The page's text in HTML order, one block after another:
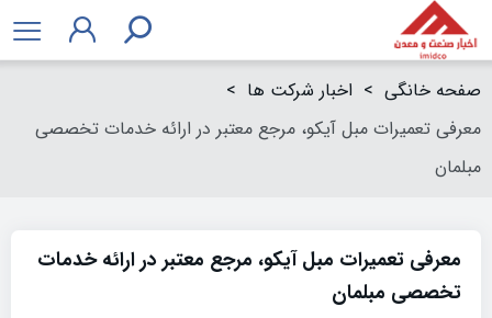
صفحه خانگی > اخبار شرکت ها >
معرفی تعمیرات مبل آیکو، مرجع معتبر در ارائه خدمات تخصصی
مبلمان
معرفی تعمیرات مبل آیکو، مرجع معتبر در ارائه خدمات
تخصصی مبلمان